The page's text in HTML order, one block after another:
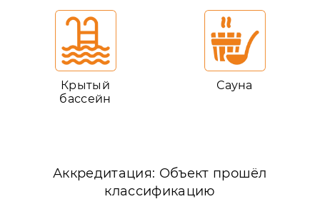
Крытый
бассейн
Сауна
Аккредитация: Объект прошёл
классификацию